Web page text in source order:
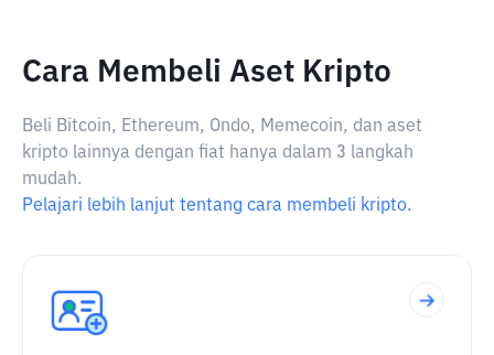
Cara Membeli Aset Kripto
Beli Bitcoin, Ethereum, Ondo, Memecoin, dan aset
kripto lainnya dengan fiat hanya dalam 3 langkah
mudah.
Pelajari lebih lanjut tentang cara membeli kripto.